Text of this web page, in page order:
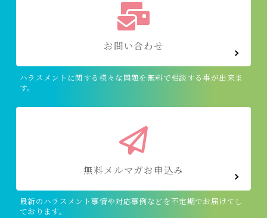
お問い合わせ
ハラスメントに関する様々な問題を無料で相談する事が出来ま
す。
無料メルマガお申込み
最新のハラスメント事情や対応事例などを不定期でお届けてし
ております。